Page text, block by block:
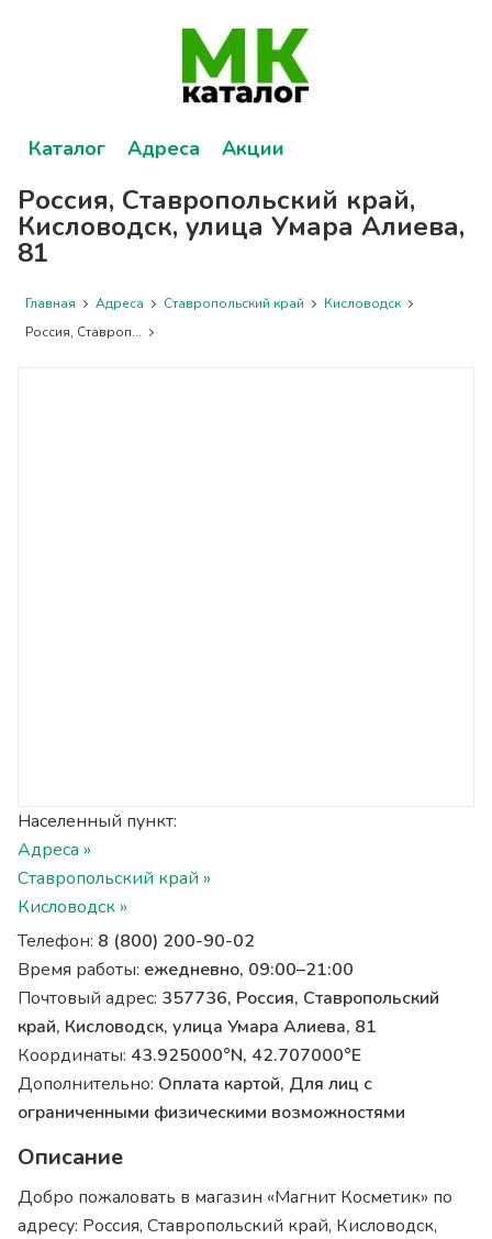
Каталог Адреса Акции
Россия, Ставропольский край,
Кисловодск, улица Умара Алиева,
81
Главная Адреса Ставропольский край
Кисловодск
Россия, Ставроп...
Населенный пункт:
Адреса »
Ставропольский край »
Кисловодск »
Телефон: 8 (800) 200-90-02
Время работы: ежедневно, 09:00–21:00
Почтовый адрес: 357736, Россия, Ставропольский
край, Кисловодск, улица Умара Алиева, 81
Координаты: 43.925000°N, 42.707000°E
Дополнительно: Оплата картой, Для лиц с
ограниченными физическими возможностями
Описание
Добро пожаловать в магазин «Магнит Косметик» по
адресу: Россия, Ставропольский край, Кисловодск,